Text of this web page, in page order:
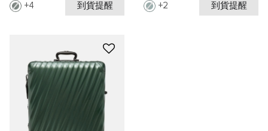
4 到貨提醒 2 到貨提醒